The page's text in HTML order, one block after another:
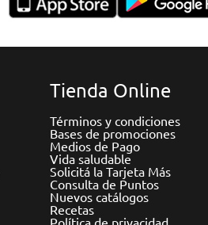
Tienda Online
Términos y condiciones
Bases de promociones
Medios de Pago
Vida saludable
Solicitá la Tarjeta Más
Consulta de Puntos
Nuevos catálogos
Recetas
Política de privacidad